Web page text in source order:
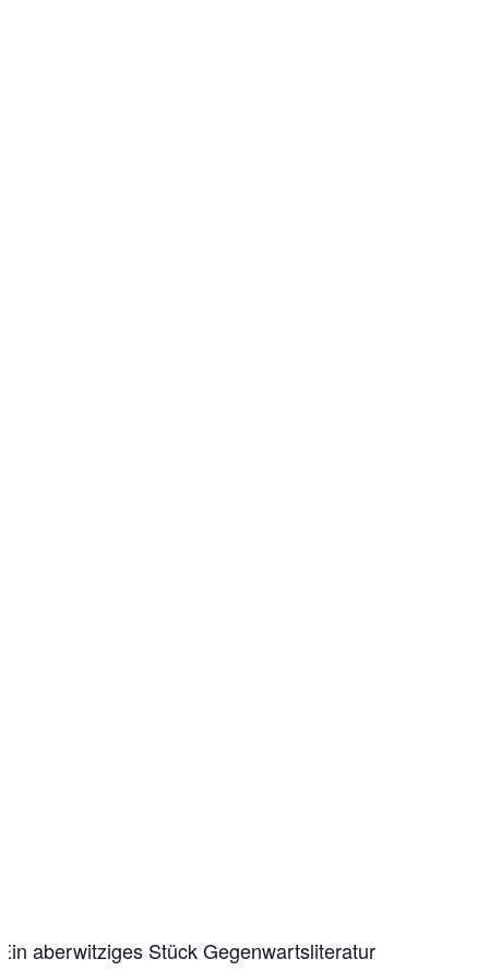
Ein aberwitziges Stück Gegenwartsliteratur